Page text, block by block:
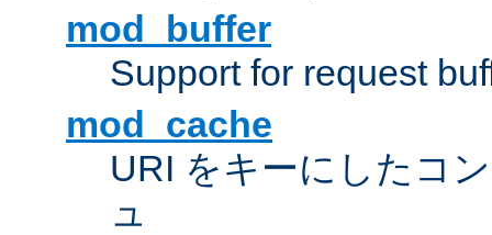
mod_buffer
Support for request
mod_cache
URI をキーにしたコ
ュ